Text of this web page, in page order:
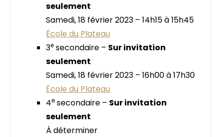
seulement
Samedi, 18 février 2023 – 14h15 à 15h45
École du Plateau
3e secondaire – Sur invitation
seulement
Samedi, 18 février 2023 – 16h00 à 17h30
École du Plateau
4e secondaire – Sur invitation
seulement
À déterminer